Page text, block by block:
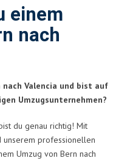
einem
nach
nach Valencia und bist auf
Umzugsunternehmen?
du genau richtig! Mit
unserem professionellen
Umzug von Bern nach